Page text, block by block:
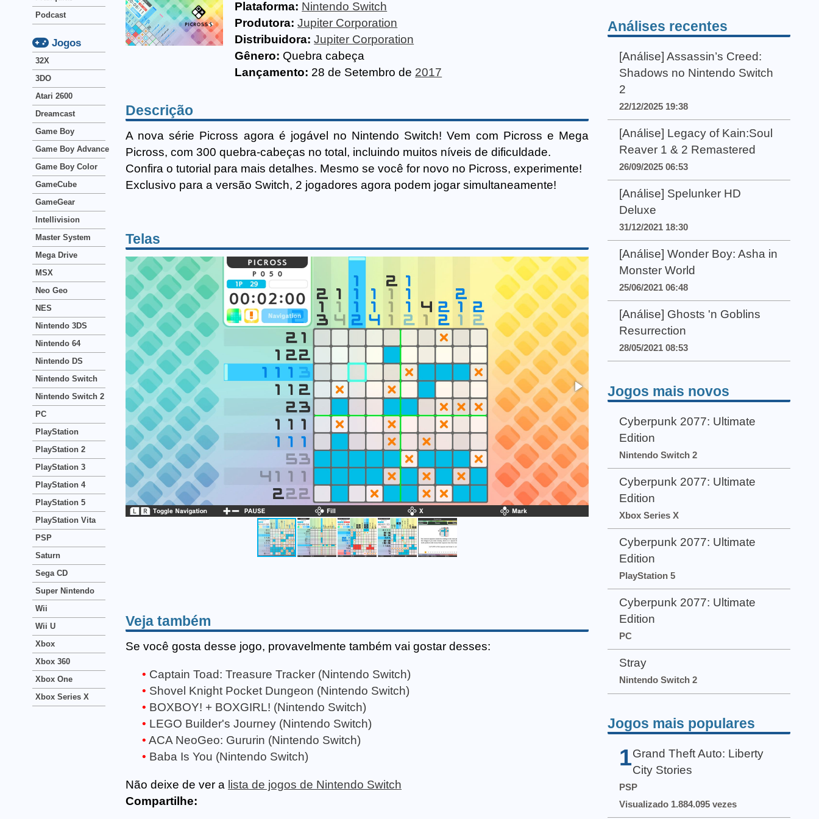
Plataforma: Nintendo Switch
Produtora: Jupiter Corporation
Distribuidora: Jupiter Corporation
Gênero: Quebra cabeça
Lançamento: 28 de Setembro de 2017
Descrição
A nova série Picross agora é jogável no Nintendo Switch! Vem com Picross e Mega
Picross, com 300 quebra-cabeças no total, incluindo muitos níveis de dificuldade.
Confira o tutorial para mais detalhes. Mesmo se você for novo no Picross, experimente!
Exclusivo para a versão Switch, 2 jogadores agora podem jogar simultaneamente!
Telas
Veja também
Se você gosta desse jogo, provavelmente também vai gostar desses:
Captain Toad: Treasure Tracker (Nintendo Switch)
Shovel Knight Pocket Dungeon (Nintendo Switch)
BOXBOY! + BOXGIRL! (Nintendo Switch)
LEGO Builder's Journey (Nintendo Switch)
ACA NeoGeo: Gururin (Nintendo Switch)
Baba Is You (Nintendo Switch)
Não deixe de ver a lista de jogos de Nintendo Switch
Compartilhe:
Podcast
Jogos
32X
3DO
Atari 2600
Dreamcast
Game Boy
Game Boy Advance
Game Boy Color
GameCube
GameGear
Intellivision
Master System
Mega Drive
MSX
Neo Geo
NES
Nintendo 3DS
Nintendo 64
Nintendo DS
Nintendo Switch
Nintendo Switch 2
PC
PlayStation
PlayStation 2
PlayStation 3
PlayStation 4
PlayStation 5
PlayStation Vita
PSP
Saturn
Sega CD
Super Nintendo
Wii
Wii U
Xbox
Xbox 360
Xbox One
Xbox Series X
Análises recentes
[Análise] Assassin’s Creed:
Shadows no Nintendo Switch
2
22/12/2025 19:38
[Análise] Legacy of Kain:Soul
Reaver 1 & 2 Remastered
26/09/2025 06:53
[Análise] Spelunker HD
Deluxe
31/12/2021 18:30
[Análise] Wonder Boy: Asha in
Monster World
25/06/2021 06:48
[Análise] Ghosts 'n Goblins
Resurrection
28/05/2021 08:53
Jogos mais novos
Cyberpunk 2077: Ultimate
Edition
Nintendo Switch 2
Cyberpunk 2077: Ultimate
Edition
Xbox Series X
Cyberpunk 2077: Ultimate
Edition
PlayStation 5
Cyberpunk 2077: Ultimate
Edition
PC
Stray
Nintendo Switch 2
Jogos mais populares
1 Grand Theft Auto: Liberty
City Stories
PSP
Visualizado 1.884.095 vezes